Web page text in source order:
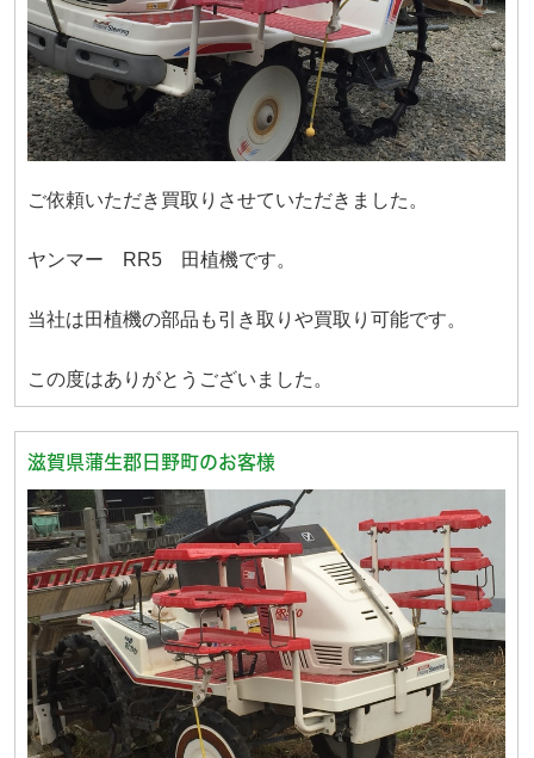
ご依頼いただき買取りさせていただきました。
ヤンマー RR5 田植機です。
当社は田植機の部品も引き取りや買取り可能です。
この度はありがとうございました。
滋賀県蒲生郡日野町のお客様